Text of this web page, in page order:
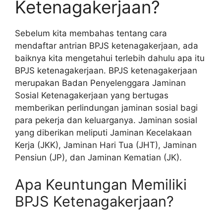
Ketenagakerjaan?
Sebelum kita membahas tentang cara
mendaftar antrian BPJS ketenagakerjaan, ada
baiknya kita mengetahui terlebih dahulu apa itu
BPJS ketenagakerjaan. BPJS ketenagakerjaan
merupakan Badan Penyelenggara Jaminan
Sosial Ketenagakerjaan yang bertugas
memberikan perlindungan jaminan sosial bagi
para pekerja dan keluarganya. Jaminan sosial
yang diberikan meliputi Jaminan Kecelakaan
Kerja (JKK), Jaminan Hari Tua (JHT), Jaminan
Pensiun (JP), dan Jaminan Kematian (JK).
Apa Keuntungan Memiliki
BPJS Ketenagakerjaan?